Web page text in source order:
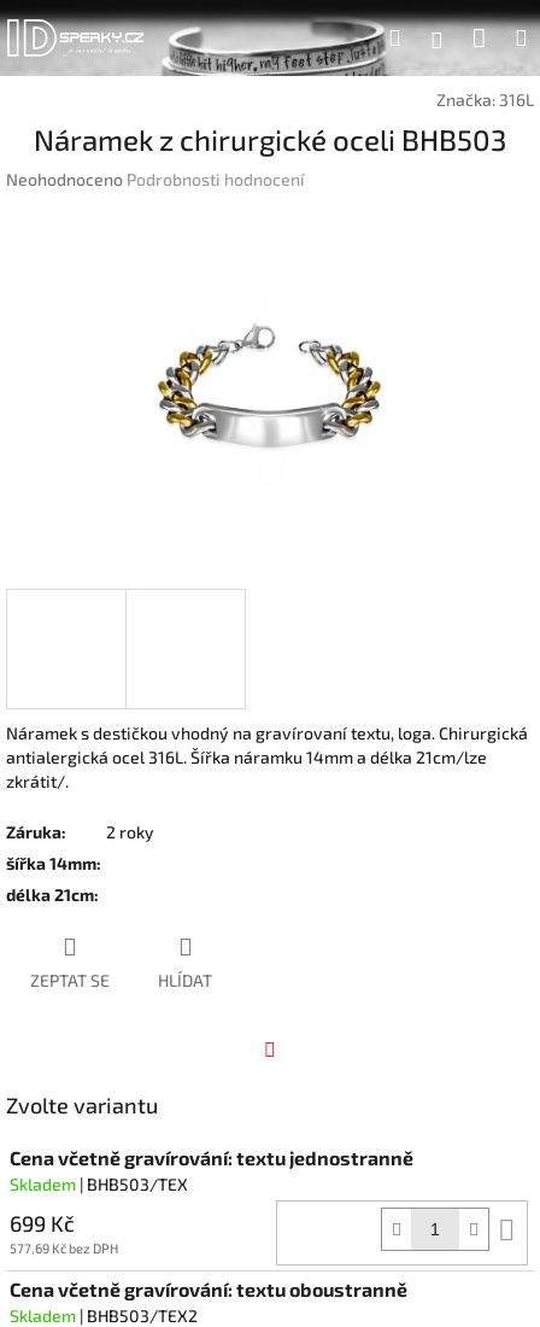
Přejít
na
obsah
Hledat
Značka: 316L
Náramek z chirurgické oceli BHB503
Průměrné
Neohodnoceno Podrobnosti hodnocení
Náramek s destičkou vhodný na gravírovaní textu, loga. Chirurgická
antialergická ocel 316L. Šířka náramku 14mm a délka 21cm/lze
zkrátit/.
Záruka:
2 roky
šířka 14mm:
délka 21cm:
ZEPTAT SE HLÍDAT
Zvolte variantu
Cena včetně gravírování: textu jednostranně
Skladem | BHB503/TEX
699 Kč
577,69 Kč bez DPH
Cena včetně gravírování: textu oboustranně
Skladem | BHB503/TEX2